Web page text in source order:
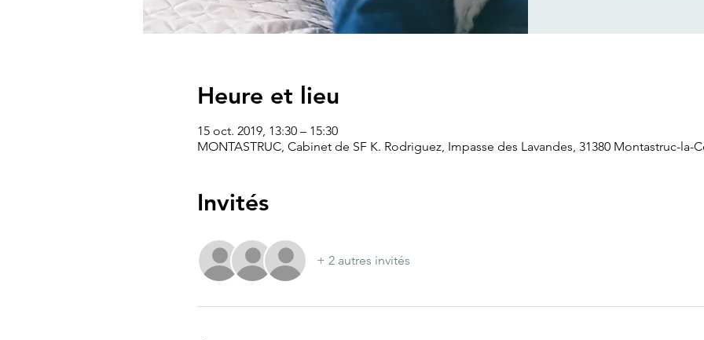
Heure et lieu
15 oct. 2019, 13:30 – 15:30
MONTASTRUC, Cabinet de SF K. Rodriguez, Impasse des Lavandes, 31380 Montastruc-la-
Invités
+ 2 autres invités